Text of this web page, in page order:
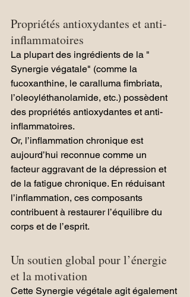
Propriétés antioxydantes et anti-
inflammatoires
La plupart des ingrédients de la "
Synergie végatale" (comme la
fucoxanthine, le caralluma fimbriata,
l’oleoyléthanolamide, etc.) possèdent
des propriétés antioxydantes et anti-
inflammatoires.
Or, l’inflammation chronique est
aujourd’hui reconnue comme un
facteur aggravant de la dépression et
de la fatigue chronique. En réduisant
l’inflammation, ces composants
contribuent à restaurer l’équilibre du
corps et de l’esprit.
Un soutien global pour l’énergie
et la motivation
Cette Synergie végétale agit également